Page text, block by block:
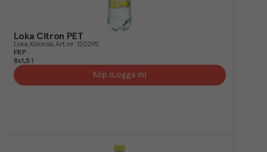
Loka Citron PET
Loka Kolonial Art.nr. 120295
FRP
8x1,5 l
Köp (Logga in)